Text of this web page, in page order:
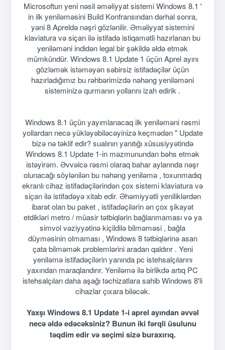
Microsoftun yeni nəsil əməliyyat sistemi Windows 8.1 '
in ilk yeniləməsini Build Konfransından dərhal sonra,
yəni 8 Apreldə nəşri gözlənilir. Əməliyyat sistemini
klaviatura və siçan ilə istifadə istiqamətli hazırlanan bu
yeniləməni indidən legal bir şəkildə əldə etmək
mümkündür. Windows 8.1 Update 1 üçün Aprel ayını
gözləmək istəməyən səbirsiz istifadəçilər üçün
hazırladığımız bu rəhbərimizdə nəhəng yeniləməni
sisteminizə qurmanın yollarını izah edirik .
Windows 8.1 üçün yayımlanacaq ilk yeniləməni rəsmi
yollardan necə yükləyəbiləcəyinizə keçmədən " Update
bizə nə təklif edir? sualının yanıtığı xüsusiyyətində
Windows 8.1 Update 1-in məzmunundan bəhs etmək
istəyirəm. Əvvəlcə rəsmi olaraq bahar aylarında nəşr
olunacağı söylənilən bu nəhəng yeniləmə , toxunmadıq
ekranlı cihaz istifadəçilərindən çox sistemi klaviatura və
siçan ilə istifadəyə xitab edir. Əhəmiyyətli yeniliklərdən
ibarət olan bu paket , istifadəçilərin ən çox şikayət
etdikləri metro / müasir tətbiqlərin bağlanmaması və ya
simvol vəziyyətinə kiçildilə bilməməsi , bağla
düyməsinin olmaması , Windows 8 tətbiqlərinə asan
çata bilməmək problemlərini aradan qaldırır . Yeni
yeniləmə istifadəçilərin yanında pc istehsalçılarını
yaxından maraqlandırır. Yeniləmə ilə birlikdə artıq PC
istehsalçıları daha aşağı təchizatlara sahib Windows 8'li
cihazlar çıxara biləcək.
Yaxşı Windows 8.1 Update 1-i aprel ayından əvvəl
necə əldə edəcəksiniz? Bunun iki fərqli üsulunu
təqdim edir və seçimi sizə buraxırıq.